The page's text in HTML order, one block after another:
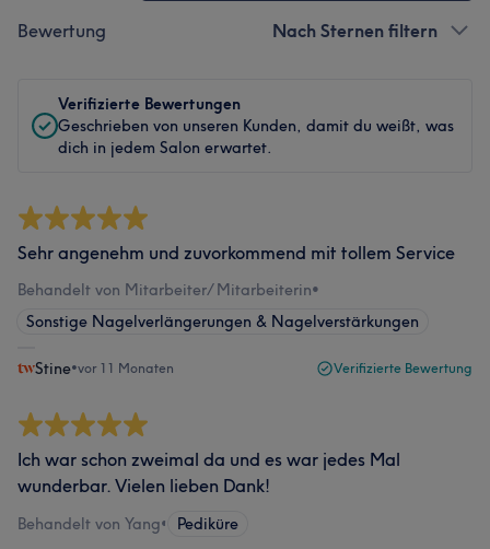
Bewertung Nach Sternen filtern
Verifizierte Bewertungen
Geschrieben von unseren Kunden, damit du weißt, was
dich in jedem Salon erwartet.
Sehr angenehm und zuvorkommend mit tollem Service
Behandelt von Mitarbeiter/ Mitarbeiterin•
Sonstige Nagelverlängerungen & Nagelverstärkungen
Stine•vor 11 Monaten Verifizierte Bewertung
Ich war schon zweimal da und es war jedes Mal
wunderbar. Vielen lieben Dank!
Behandelt von Yang• Pediküre